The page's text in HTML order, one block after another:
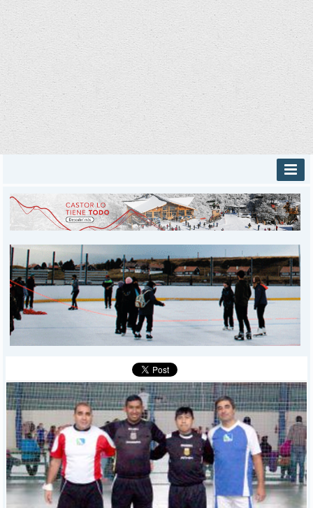
INICIO
PROVINCIALES
DEPORTES
POLICIALES
I-DIARIO
MÁS
BÚSQUEDA